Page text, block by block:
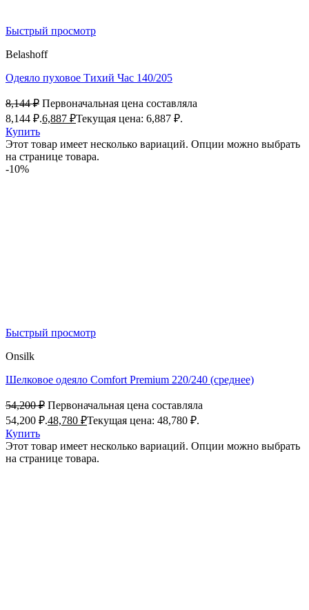
Быстрый просмотр
Belashoff
Одеяло пуховое Тихий Час 140/205
8,144₽ Первоначальная цена составляла
8,144 ₽.6,887 ₽Текущая цена: 6,887 ₽.
Купить
Этот товар имеет несколько вариаций. Опции можно выбрать
на странице товара.
-10%
Быстрый просмотр
Onsilk
Шелковое одеяло Comfort Premium 220/240 (среднее)
54,200₽ Первоначальная цена составляла
54,200 ₽.48,780 ₽Текущая цена: 48,780 ₽.
Купить
Этот товар имеет несколько вариаций. Опции можно выбрать
на странице товара.